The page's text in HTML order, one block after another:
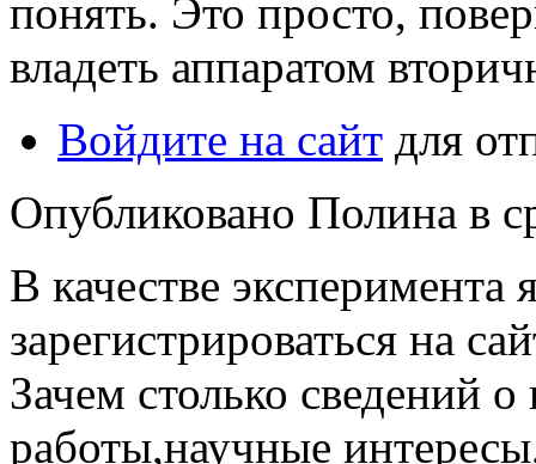
понять. Это просто,
владеть аппаратом
Войдите на сайт для
Опубликовано Полина в
В качестве эксперимента
зарегистрироваться на
Зачем столько сведений о
работы,научные